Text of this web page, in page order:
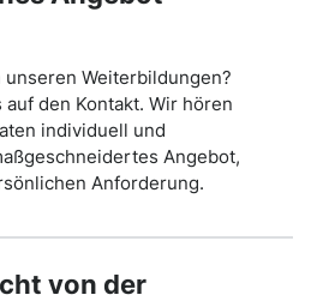
Weiterbildungen?
den Kontakt. Wir hören
individuell und
Angebot,
Anforderung.
von der